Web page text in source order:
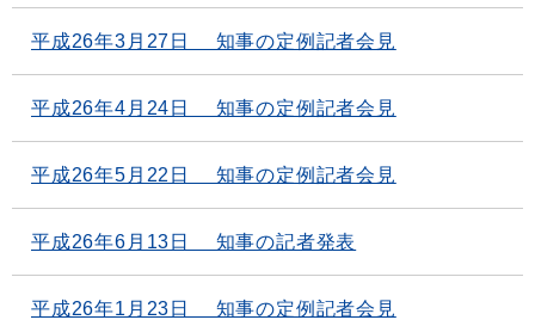
平成26年3月27日 知事の定例記者会見
平成26年4月24日 知事の定例記者会見
平成26年5月22日 知事の定例記者会見
平成26年6月13日 知事の記者発表
平成26年1月23日 知事の定例記者会見